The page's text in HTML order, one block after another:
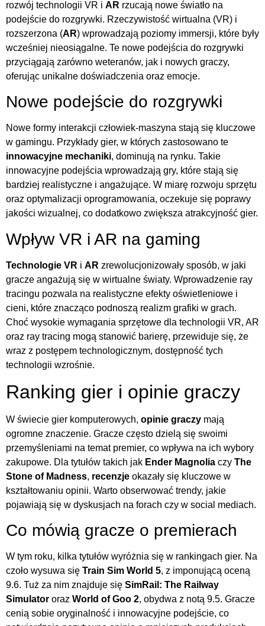
rozwój technologii VR i AR rzucają nowe światło na
podejście do rozgrywki. Rzeczywistość wirtualna (VR) i
rozszerzona (AR) wprowadzają poziomy immersji, które były
wcześniej nieosiągalne. Te nowe podejścia do rozgrywki
przyciągają zarówno weteranów, jak i nowych graczy,
oferując unikalne doświadczenia oraz emocje.
Nowe podejście do rozgrywki
Nowe formy interakcji człowiek-maszyna stają się kluczowe
w gamingu. Przykłady gier, w których zastosowano te
innowacyjne mechaniki, dominują na rynku. Takie
innowacyjne podejścia wprowadzają gry, które stają się
bardziej realistyczne i angażujące. W miarę rozwoju sprzętu
oraz optymalizacji oprogramowania, oczekuje się poprawy
jakości wizualnej, co dodatkowo zwiększa atrakcyjność gier.
Wpływ VR i AR na gaming
Technologie VR i AR zrewolucjonizowały sposób, w jaki
gracze angażują się w wirtualne światy. Wprowadzenie ray
tracingu pozwala na realistyczne efekty oświetleniowe i
cieni, które znacząco podnoszą realizm grafiki w grach.
Choć wysokie wymagania sprzętowe dla technologii VR, AR
oraz ray tracing mogą stanowić barierę, przewiduje się, że
wraz z postępem technologicznym, dostępność tych
technologii wzrośnie.
Ranking gier i opinie graczy
W świecie gier komputerowych, opinie graczy mają
ogromne znaczenie. Gracze często dzielą się swoimi
przemyśleniami na temat premier, co wpływa na ich wybory
zakupowe. Dla tytułów takich jak Ender Magnolia czy The
Stone of Madness, recenzje okazały się kluczowe w
kształtowaniu opinii. Warto obserwować trendy, jakie
pojawiają się w dyskusjach na forach czy w social mediach.
Co mówią gracze o premierach
W tym roku, kilka tytułów wyróżnia się w rankingach gier. Na
czoło wysuwa się Train Sim World 5, z imponującą oceną
9.6. Tuż za nim znajduje się SimRail: The Railway
Simulator oraz World of Goo 2, obydwa z notą 9.5. Gracze
cenią sobie oryginalność i innowacyjne podejście, co